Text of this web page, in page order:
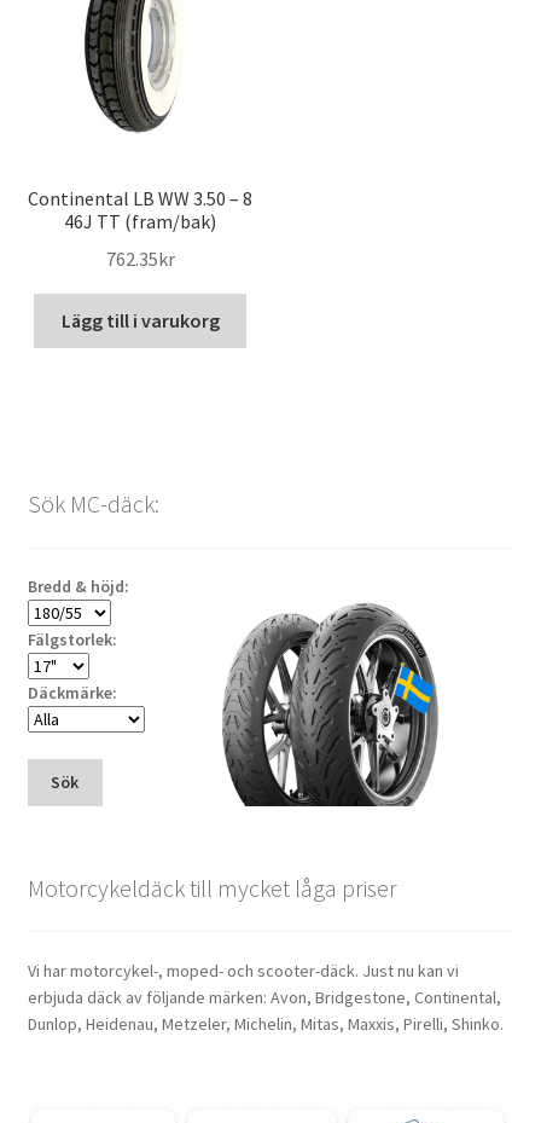
Continental LB WW 3.50 – 8
46J TT (fram/bak)
762.35kr
Lägg till i varukorg
Sök MC-däck:
Bredd & höjd:
Fälgstorlek:
Däckmärke:
Sök
Motorcykeldäck till mycket låga priser
Vi har motorcykel-, moped- och scooter-däck. Just nu kan vi
erbjuda däck av följande märken: Avon, Bridgestone, Continental,
Dunlop, Heidenau, Metzeler, Michelin, Mitas, Maxxis, Pirelli, Shinko.